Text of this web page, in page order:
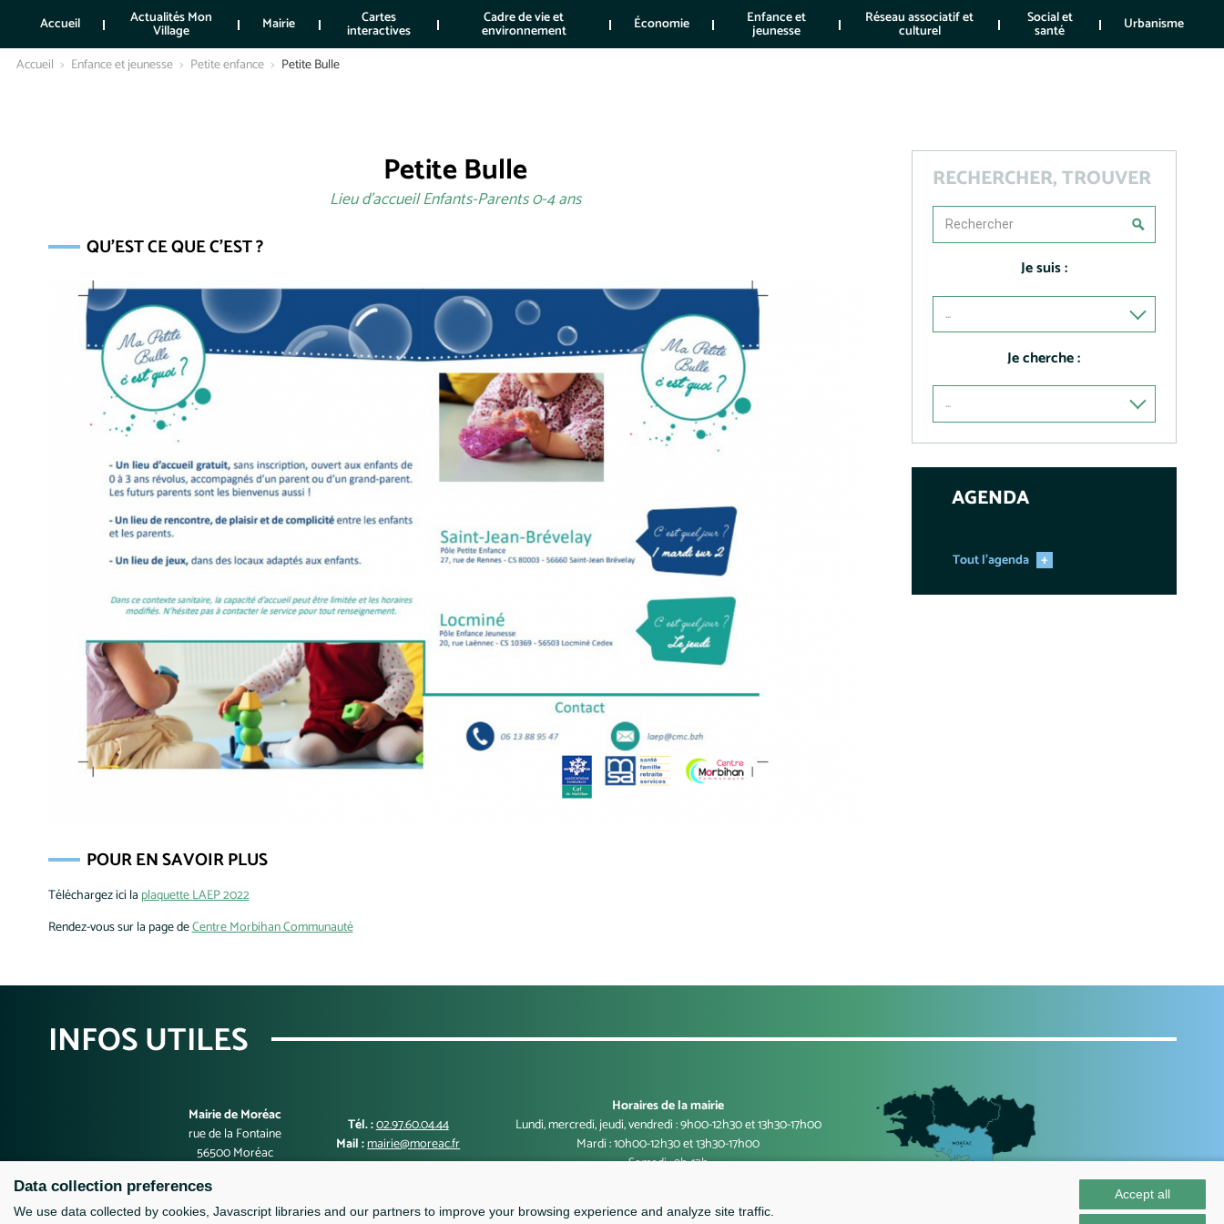
Accueil Actualités Mon
Village Mairie Cartes
interactives
Cadre de vie et
environnement Économie Enfance et
jeunesse
Réseau associatif et
culturel
Social et
santé
Urbanisme
Accueil
Enfance et jeunesse Petite enfance Petite Bulle
Petite Bulle
Lieu d'accueil Enfants-Parents 0-4 ans
QU'EST CE QUE C'EST ?
POUR EN SAVOIR PLUS
Téléchargez ici la plaquette LAEP 2022
Rendez-vous sur la page deCentre Morbihan Communauté
RECHERCHER, TROUVER
Je suis :
...
Je cherche :
...
AGENDA
Tout l'agenda
INFOS UTILES
Mairie de Moréac
rue de la Fontaine
56500 Moréac
Tél. :02.97.60.04.44
Mail :mairie@moreac.fr
Horaires de la mairie
Lundi, mercredi, jeudi, vendredi : 9h00-12h30 et 13h30-17h00
Mardi : 10h00-12h30 et 13h30-17h00
Samedi : 9h-12h
Data collection preferences
We use data collected by cookies, Javascript libraries and our partners to improve your browsing experience and analyze site traffic.
Accept all